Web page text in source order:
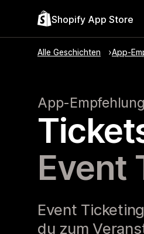
Shopify App Store
Alle Geschichten App-
App-Empfehlung
Event
Event
du zum